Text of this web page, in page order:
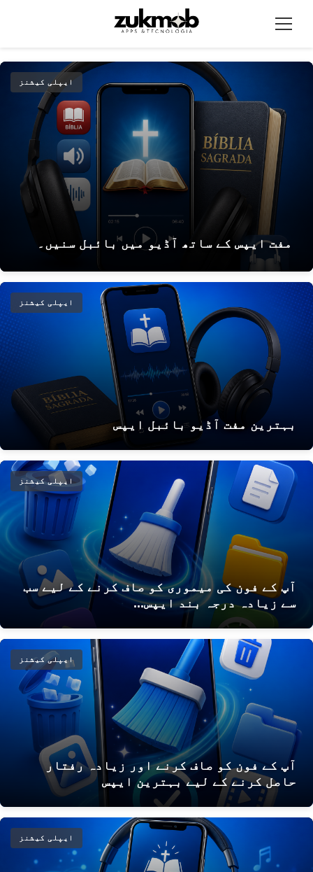
para
conteúdo
مینو
ایپلی کیشنز
مفت ایپس کے ساتھ آڈیو میں بائبل سنیں۔
ایپلی کیشنز
بہترین مفت آڈیو بائبل ایپس
ایپلی کیشنز
آپ کے فون کی میموری کو صاف کرنے کے لیے سب
سے زیادہ درجہ بند ایپس...
ایپلی کیشنز
آپ کے فون کو صاف کرنے اور زیادہ رفتار
حاصل کرنے کے لیے بہترین ایپس
ایپلی کیشنز